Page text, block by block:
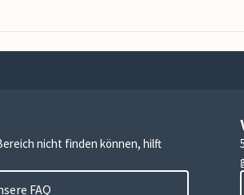
nicht finden können, hilft
FAQ